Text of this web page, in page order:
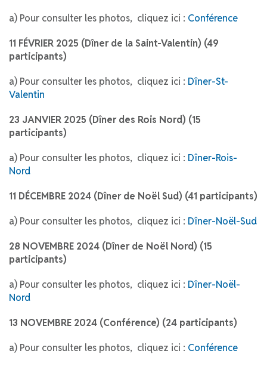
a) Pour consulter les photos, cliquez ici : Conférence
11 FÉVRIER 2025 (Dîner de la Saint-Valentin) (49
participants)
a) Pour consulter les photos, cliquez ici : Dîner-St-
Valentin
23 JANVIER 2025 (Dîner des Rois Nord) (15
participants)
a) Pour consulter les photos, cliquez ici : Dîner-Rois-
Nord
11 DÉCEMBRE 2024 (Dîner de Noël Sud) (41 participants)
a) Pour consulter les photos, cliquez ici : Dîner-Noël-Sud
28 NOVEMBRE 2024 (Dîner de Noël Nord) (15
participants)
a) Pour consulter les photos, cliquez ici : Dîner-Noël-
Nord
13 NOVEMBRE 2024 (Conférence) (24 participants)
a) Pour consulter les photos, cliquez ici : Conférence